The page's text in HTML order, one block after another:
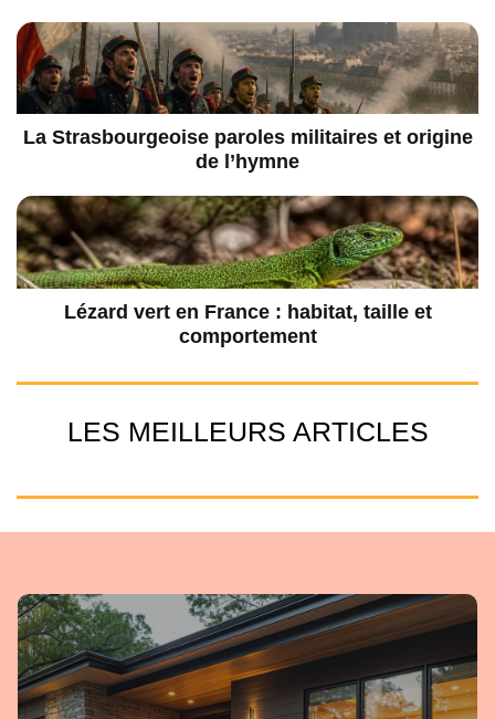
La Strasbourgeoise paroles militaires et origine
de l’hymne
Lézard vert en France : habitat, taille et
comportement
LES MEILLEURS ARTICLES